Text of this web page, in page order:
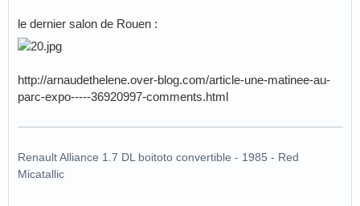
le dernier salon de Rouen :
http://arnaudethelene.over-blog.com/article-une-matinee-au-
parc-expo-----36920997-comments.html
Renault Alliance 1.7 DL boitoto convertible - 1985 - Red
Micatallic